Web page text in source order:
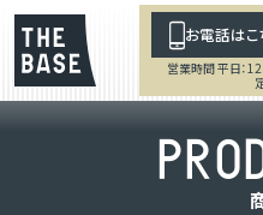
お電話はこ
営業時間 平日：
PRO